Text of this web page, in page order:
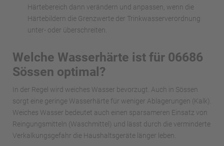
Härtebereich dann verändern und anpassen, wenn die
Härtebildern die Grenzwerte der Trinkwasserverordnung
unter- oder überschreiten.
Welche Wasserhärte ist für 06686
Sössen optimal?
In der Regel wird weiches Wasser bevorzugt. Auch in Sössen
sorgt eine geringe Wasserhärte für weniger Ablagerungen (Kalk).
Weiches Wasser bedeutet auch einen sparsameren Einsatz von
Reingungsmitteln (Waschmittel) und lässt durch die verminderte
Verkalkungsgefahr die Haushaltsgeräte länger leben.